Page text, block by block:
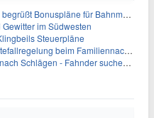
Bonuspläne für Bahnmanager
im Südwesten
Steuerpläne
beim Familiennachzug als zu streng
Schlägen - Fahnder suchen Autofahrer